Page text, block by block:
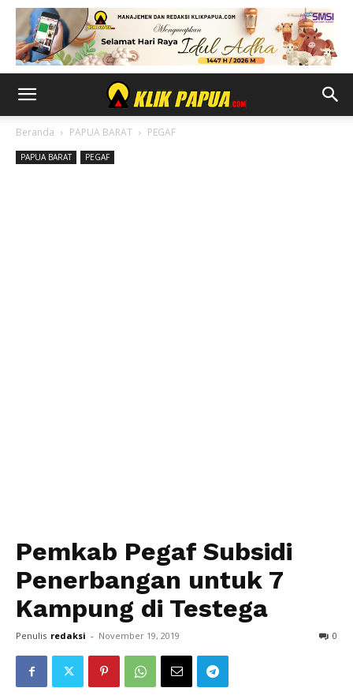
Beranda PAPUA BARAT PEGAF
PAPUA BARAT PEGAF
Pemkab Pegaf Subsidi
Penerbangan untuk 7
Kampung di Testega
Penulis redaksi - November 19, 2019 0